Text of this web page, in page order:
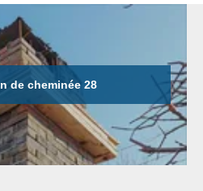
de cheminée 28